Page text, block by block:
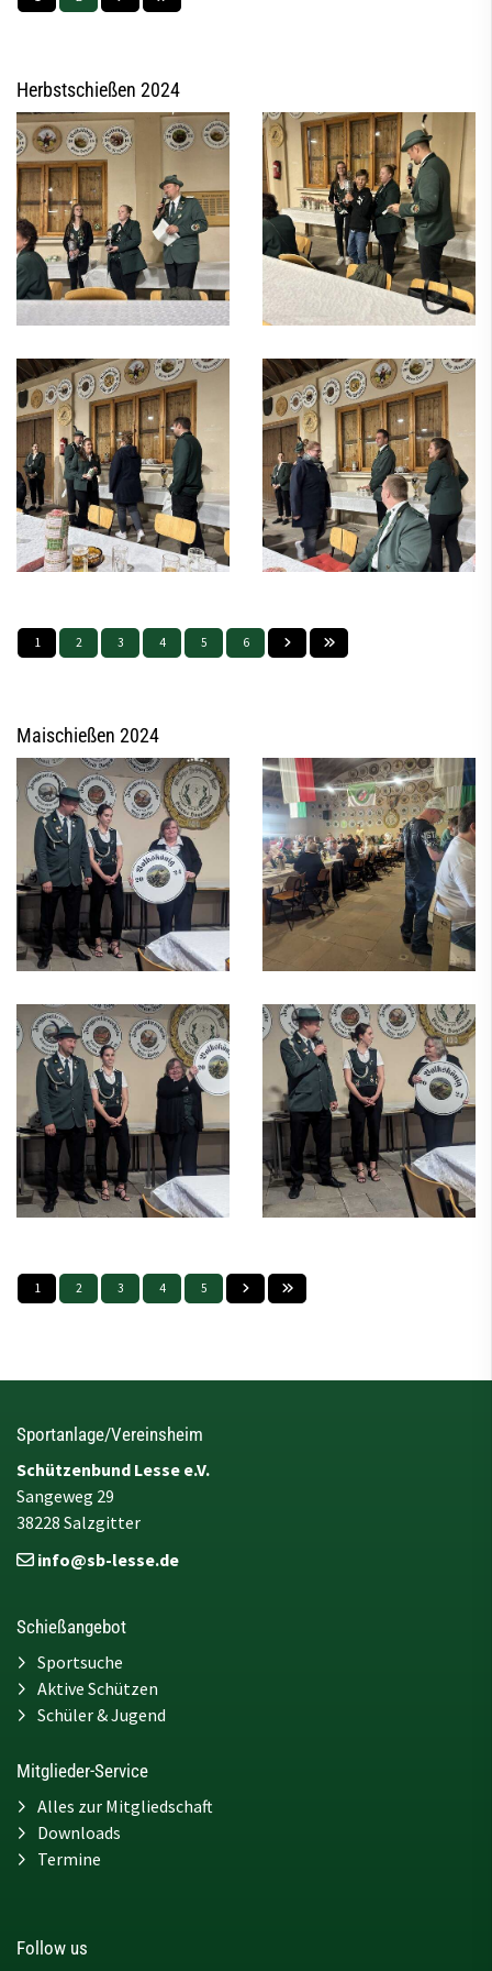
Herbstschießen 2024
1 2 3 4 5 6
Maischießen 2024
1 2 3 4 5
Sportanlage/Vereinsheim
Schützenbund Lesse e.V.
Sangeweg 29
38228 Salzgitter
info@sb-lesse.de
Schießangebot
Sportsuche
Aktive Schützen
Schüler & Jugend
Mitglieder-Service
Alles zur Mitgliedschaft
Downloads
Termine
Follow us